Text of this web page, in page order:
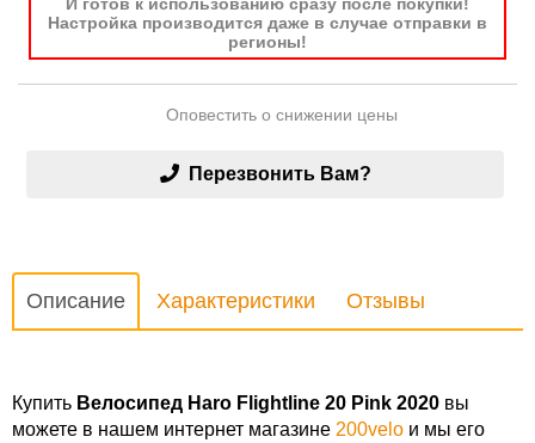
Настройка производится даже в случае отправки в
регионы!
Оповестить о снижении цены
Перезвонить Вам?
Описание Характеристики Отзывы
Купить Велосипед Haro Flightline 20 Pink 2020 вы
можете в нашем интернет магазине 200velo и мы его